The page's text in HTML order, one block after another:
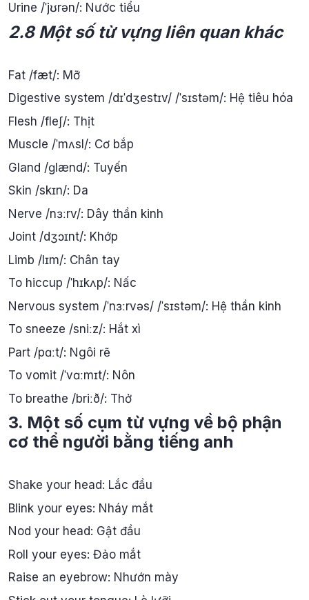
Urine /ˈjʊrən/: Nước tiểu
2.8 Một số từ vựng liên quan khác
Fat /fæt/: Mỡ
Digestive system /dɪˈdʒestɪv/ /ˈsɪstəm/: Hệ tiêu hóa
Flesh /fleʃ/: Thịt
Muscle /ˈmʌsl/: Cơ bắp
Gland /ɡlænd/: Tuyến
Skin /skɪn/: Da
Nerve /nɜːrv/: Dây thần kinh
Joint /dʒɔɪnt/: Khớp
Limb /lɪm/: Chân tay
To hiccup /ˈhɪkʌp/: Nấc
Nervous system /ˈnɜːrvəs/ /ˈsɪstəm/: Hệ thần kinh
To sneeze /sniːz/: Hắt xì
Part /pɑːt/: Ngôi rẽ
To vomit /ˈvɑːmɪt/: Nôn
To breathe /briːð/: Thở
3. Một số cụm từ vựng về bộ phận
cơ thể người bằng tiếng anh
Shake your head: Lắc đầu
Blink your eyes: Nháy mắt
Nod your head: Gật đầu
Roll your eyes: Đảo mắt
Raise an eyebrow: Nhướn mày